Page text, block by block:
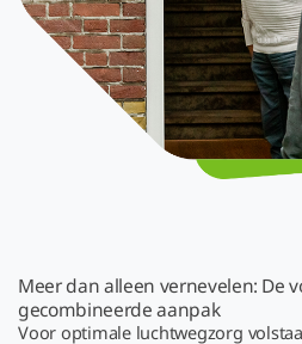
Meer dan alleen vernevelen: De
gecombineerde aanpak
Voor optimale luchtwegzorg